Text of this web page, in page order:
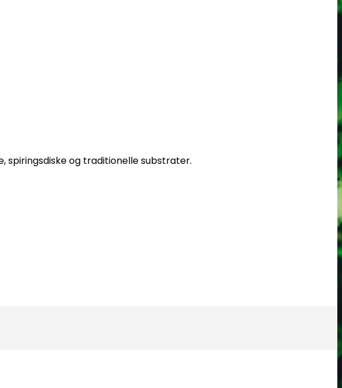
spiringsdiske og traditionelle substrater.